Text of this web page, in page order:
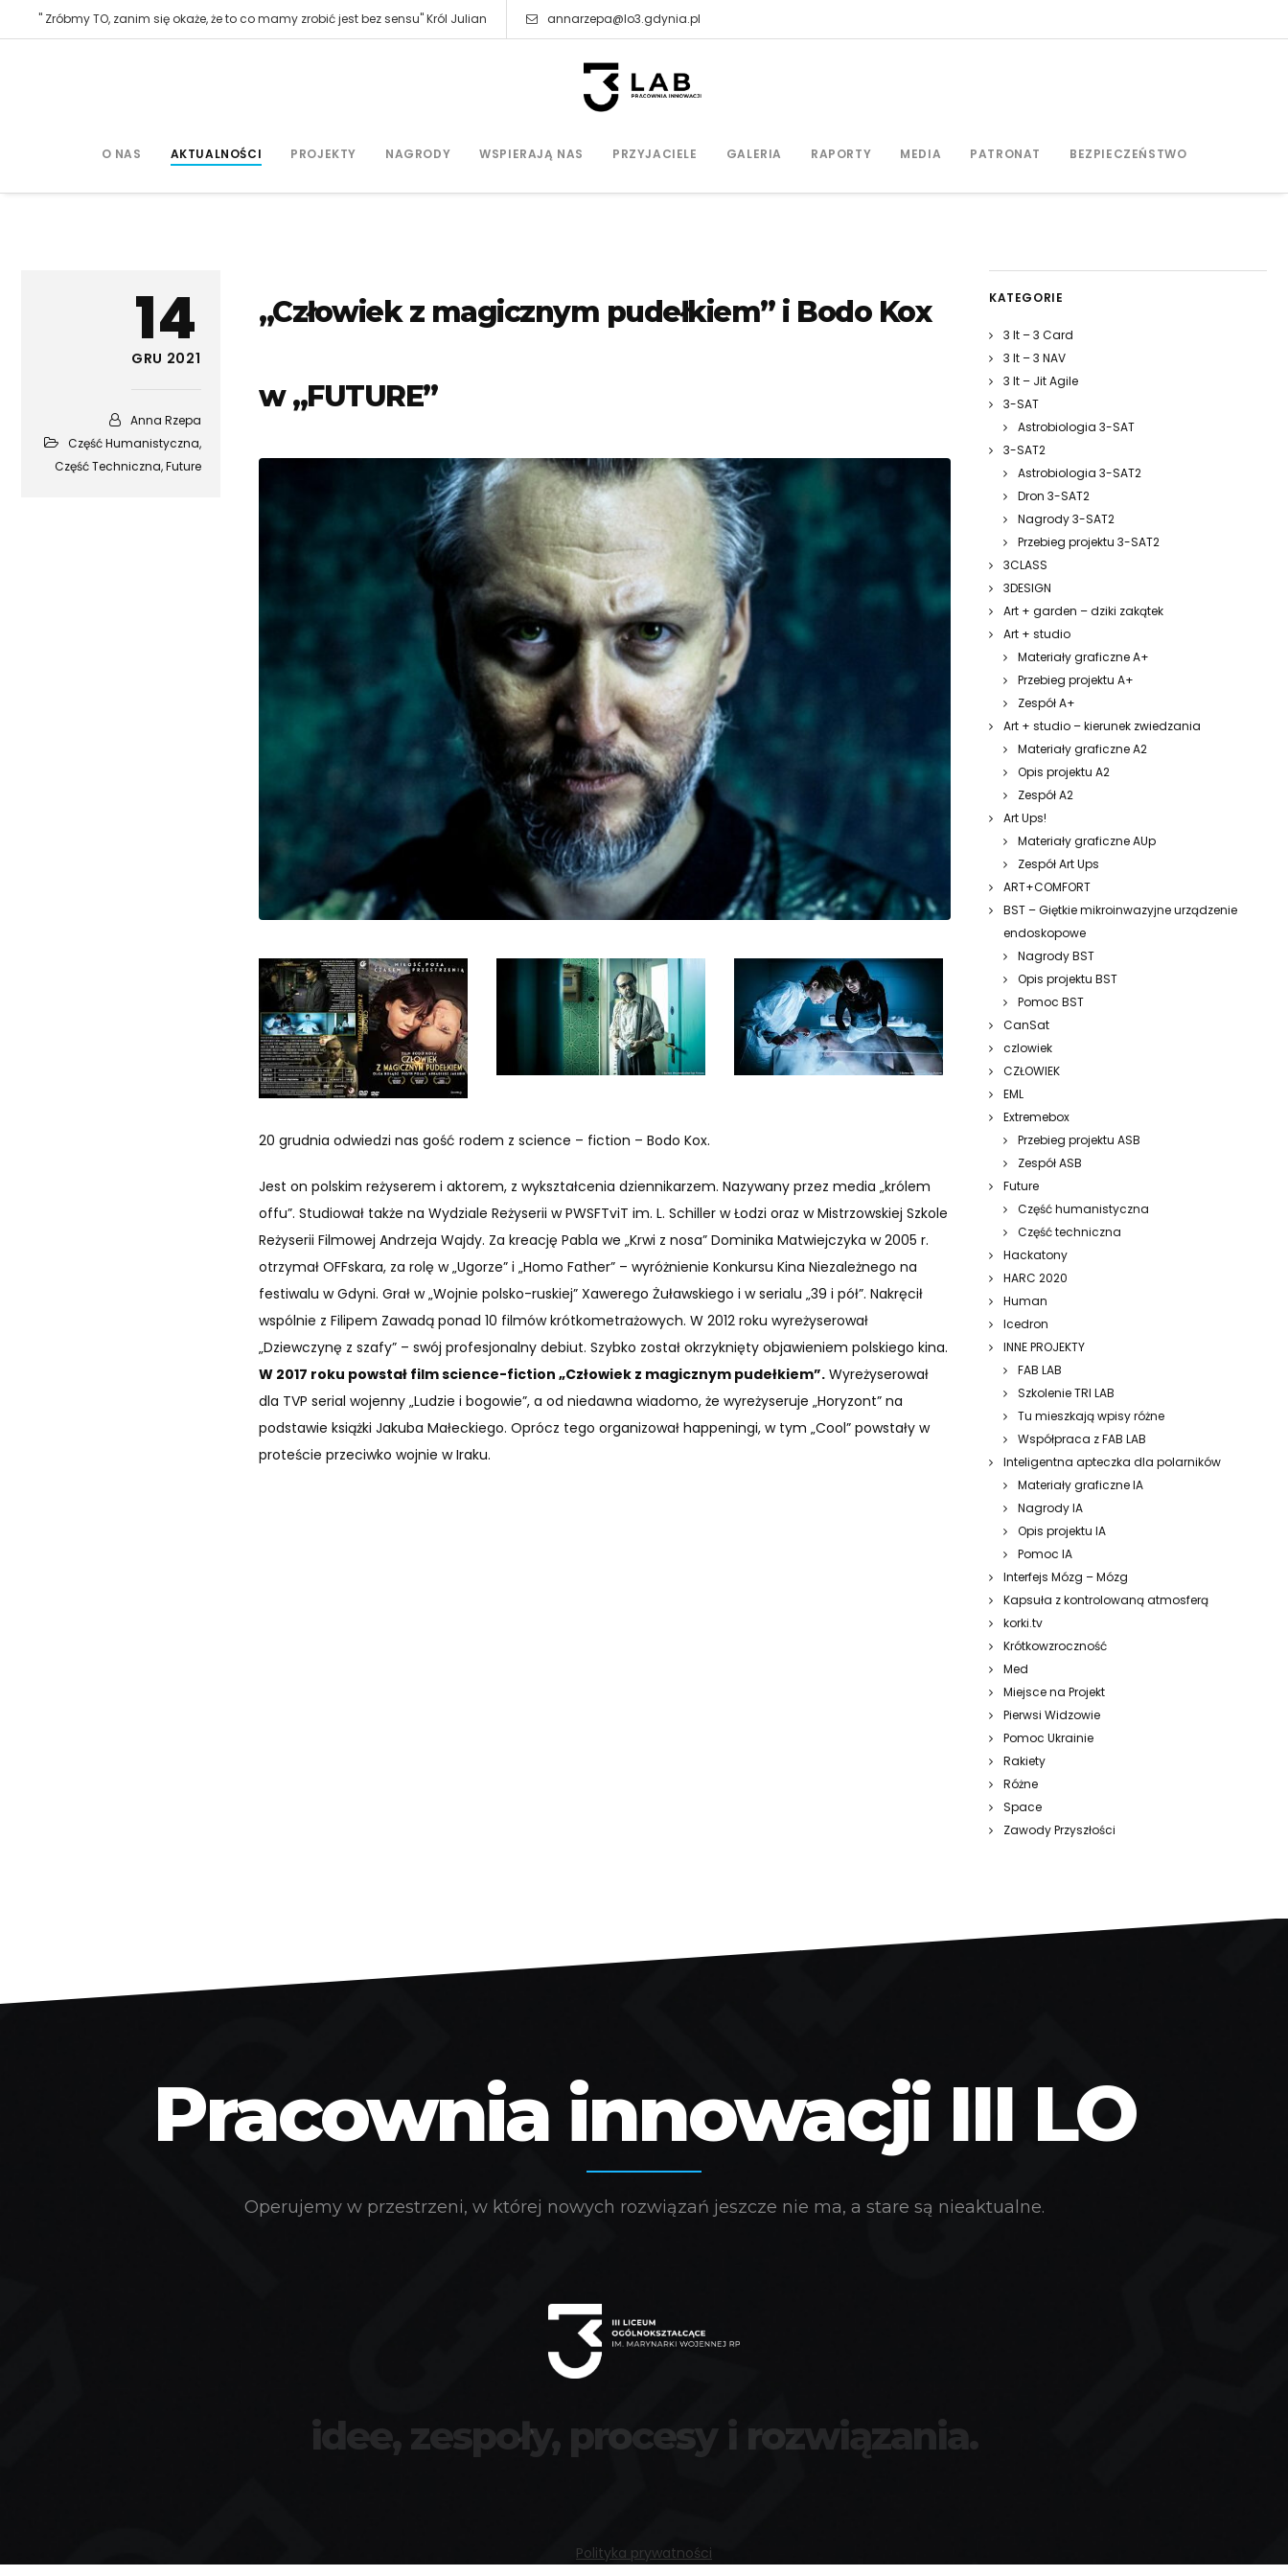
" Zróbmy TO, zanim się okaże, że to co mamy zrobić jest bez sensu" Król Julian annarzepa@lo3.gdynia.pl
O NAS AKTUALNOŚCI PROJEKTY NAGRODY WSPIERAJĄ NAS PRZYJACIELE GALERIA RAPORTY MEDIA PATRONAT BEZPIECZEŃSTWO
14
GRU 2021
Anna Rzepa
Część Humanistyczna,
Część Techniczna,Future
„Człowiek z magicznym pudełkiem” i Bodo Kox
w „FUTURE”
20 grudnia odwiedzi nas gość rodem z science – fiction – Bodo Kox.
Jest on polskim reżyserem i aktorem, z wykształcenia dziennikarzem. Nazywany przez media „królem
offu”. Studiował także na Wydziale Reżyserii w PWSFTviT im. L. Schiller w Łodzi oraz w Mistrzowskiej Szkole
Reżyserii Filmowej Andrzeja Wajdy. Za kreację Pabla we „Krwi z nosa” Dominika Matwiejczyka w 2005 r.
otrzymał OFFskara, za rolę w „Ugorze” i „Homo Father” – wyróżnienie Konkursu Kina Niezależnego na
festiwalu w Gdyni. Grał w „Wojnie polsko-ruskiej” Xawerego Żuławskiego i w serialu „39 i pół”. Nakręcił
wspólnie z Filipem Zawadą ponad 10 filmów krótkometrażowych. W 2012 roku wyreżyserował
„Dziewczynę z szafy” – swój profesjonalny debiut. Szybko został okrzyknięty objawieniem polskiego kina.
W 2017 roku powstał film science-fiction „Człowiek z magicznym pudełkiem”.Wyreżyserował
dla TVP serial wojenny „Ludzie i bogowie”, a od niedawna wiadomo, że wyreżyseruje „Horyzont” na
podstawie książki Jakuba Małeckiego. Oprócz tego organizował happeningi, w tym „Cool” powstały w
proteście przeciwko wojnie w Iraku.
KATEGORIE
3 It – 3 Card
3 It – 3 NAV
3 It – Jit Agile
3-SAT
Astrobiologia 3-SAT
3-SAT2
Astrobiologia 3-SAT2
Dron 3-SAT2
Nagrody 3-SAT2
Przebieg projektu 3-SAT2
3CLASS
3DESIGN
Art + garden – dziki zakątek
Art + studio
Materiały graficzne A+
Przebieg projektu A+
Zespół A+
Art + studio – kierunek zwiedzania
Materiały graficzne A2
Opis projektu A2
Zespół A2
Art Ups!
Materiały graficzne AUp
Zespół Art Ups
ART+COMFORT
BST – Giętkie mikroinwazyjne urządzenie
endoskopowe
Nagrody BST
Opis projektu BST
Pomoc BST
CanSat
czlowiek
CZŁOWIEK
EML
Extremebox
Przebieg projektu ASB
Zespół ASB
Future
Część humanistyczna
Część techniczna
Hackatony
HARC 2020
Human
Icedron
INNE PROJEKTY
FAB LAB
Szkolenie TRI LAB
Tu mieszkają wpisy różne
Współpraca z FAB LAB
Inteligentna apteczka dla polarników
Materiały graficzne IA
Nagrody IA
Opis projektu IA
Pomoc IA
Interfejs Mózg – Mózg
Kapsuła z kontrolowaną atmosferą
korki.tv
Krótkowzroczność
Med
Miejsce na Projekt
Pierwsi Widzowie
Pomoc Ukrainie
Rakiety
Różne
Space
Zawody Przyszłości
Pracownia innowacji III LO
Operujemy w przestrzeni, w której nowych rozwiązań jeszcze nie ma, a stare są nieaktualne.
idee, zespoły, procesy i rozwiązania.
Polityka prywatności